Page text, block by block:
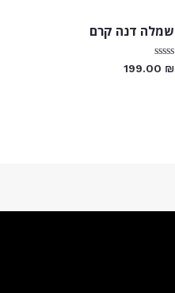
שמלה דנה קרם
דורג199.00 ₪